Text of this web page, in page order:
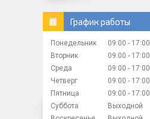
График работы
Понедельник 09:00 17:00
Вторник
09:00 17:00
Среда
09:00 17:00
Четверг
09:00 17:00
Пятница
09:00 17:00
Суббота
Выходной